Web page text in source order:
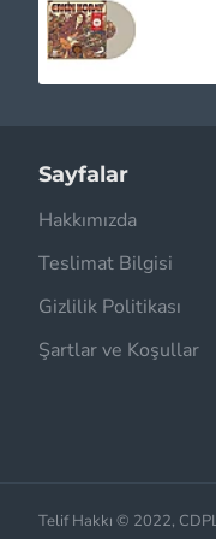
Sayfalar
Hakkımızda
Teslimat Bilgisi
Gizlilik Politikası
Şartlar ve Koşullar
Telif Hakkı © 2022,